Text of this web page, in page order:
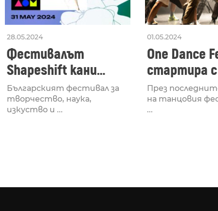
28.05.2024
Фестивалът
Shapeshift кани
Fabrizio Mammarella
за откриването си
Българският фестивал за
творчество, наука,
изкуство и ...
01.05.2024
One Dance
стартира
Lucid,
рейв
През
на танцовия
...